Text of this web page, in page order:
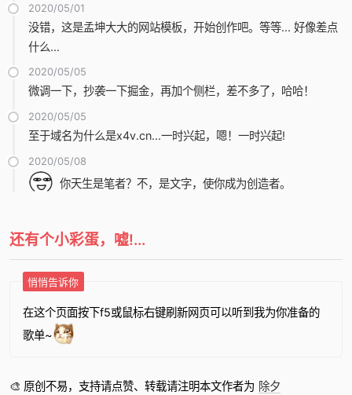
2020/05/01
没错，这是孟坤大大的网站模板，开始创作吧。等等... 好像差点
什么...
2020/05/05
微调一下，抄袭一下掘金，再加个侧栏，差不多了，哈哈！
2020/05/05
至于域名为什么是x4v.cn...一时兴起，嗯！一时兴起!
2020/05/08
你天生是笔者？不，是文字，使你成为创造者。
还有个小彩蛋，嘘!...
悄悄告诉你
在这个页面按下f5或鼠标右键刷新网页可以听到我为你准备的
歌单~
🎨 原创不易，支持请点赞、转载请注明本文作者为 除夕